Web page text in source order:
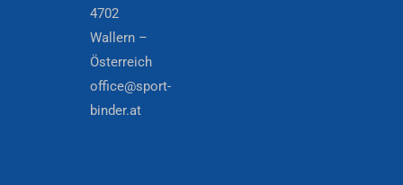
4702
Wallern –
Österreich
office@sport-
binder.at